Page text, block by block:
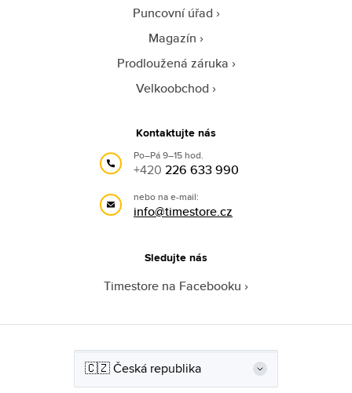
Puncovní úřad
Magazín
Prodloužená záruka
Velkoobchod
Kontaktujte nás
Po–Pá 9–15 hod.
+420 226 633 990
nebo na e-mail:
info@timestore.cz
Sledujte nás
Timestore na Facebooku